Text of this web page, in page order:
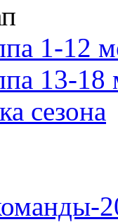
1-12
13-18
сезона